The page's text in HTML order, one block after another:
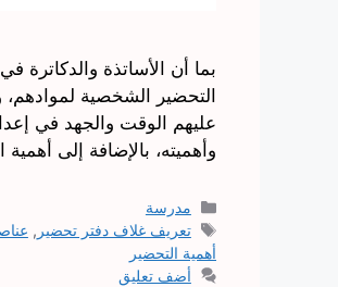
بما أن الأساتذة
التحضير الشخصية لموادهم،
عليهم الوقت والجهد في
وأهميته، بالإضافة إلى
التصنيفات
مدرسة
الوسوم
تعريف غلاف دفتر تحضير ,
أهمية التحضير
أضف تعليق